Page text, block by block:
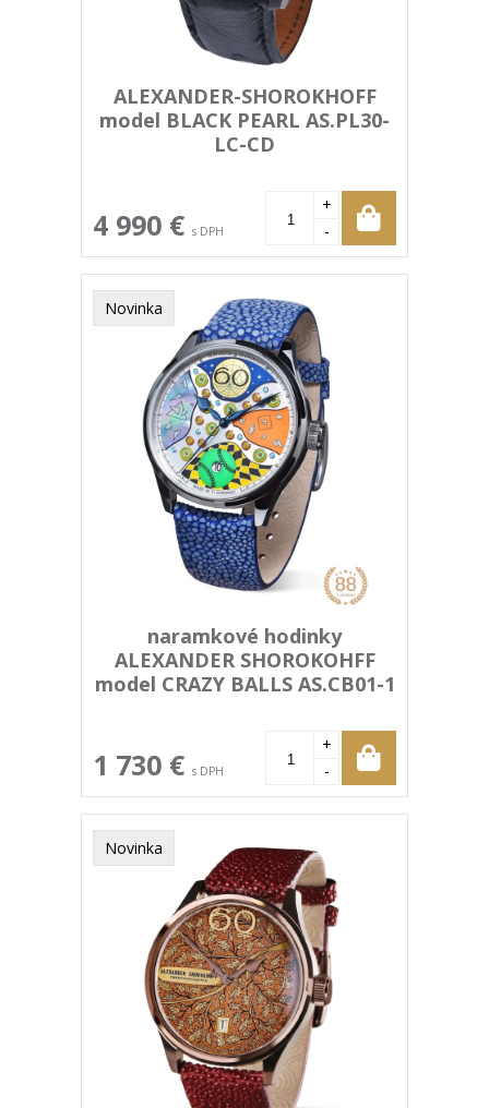
ALEXANDER-SHOROKHOFF
model BLACK PEARL AS.PL30-
LC-CD
4 990 € s DPH
+
-
Novinka
naramkové hodinky
ALEXANDER SHOROKOHFF
model CRAZY BALLS AS.CB01-1
1 730 € s DPH
+
-
Novinka